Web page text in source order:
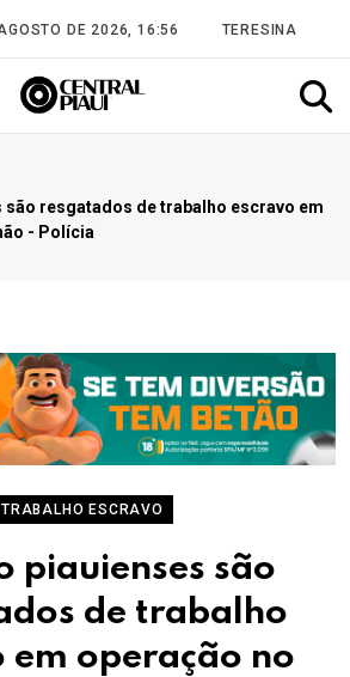
DE 2026, 16:56 TERESINA
são resgatados de trabalho escravo em
- Polícia
TRABALHO ESCRAVO
piauienses são
de trabalho
em operação no